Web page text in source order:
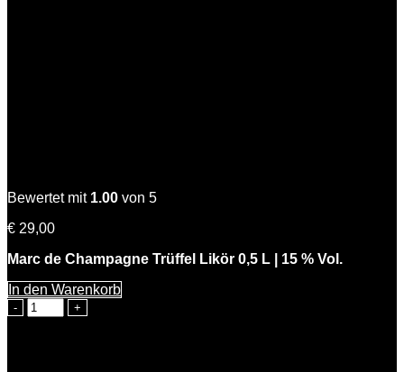
Bewertet mit 1.00 von 5
€ 29,00
Marc de Champagne Trüffel Likör 0,5 L | 15 % Vol.
In den Warenkorb
Charles
der